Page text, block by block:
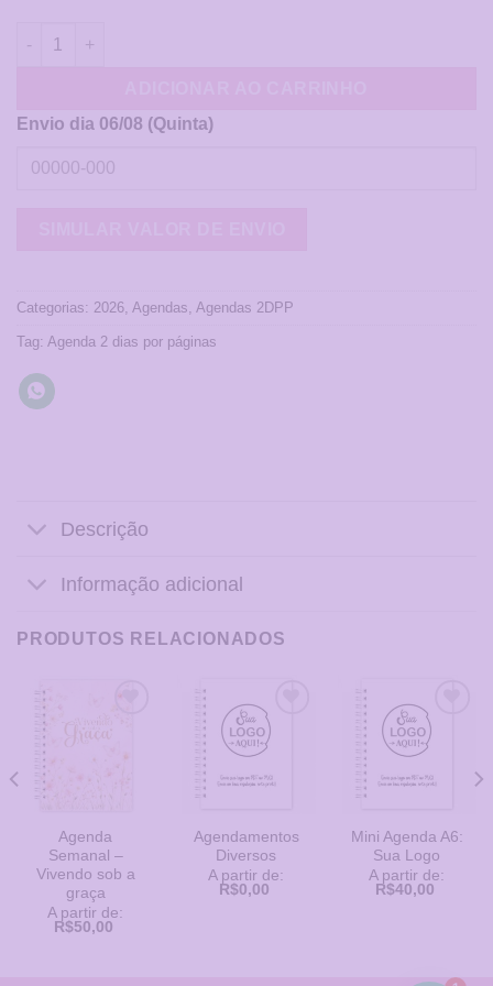
Agenda 2 DPP - Transforme o mundo com a sua essência!
Envio dia 06/08 (Quinta)
Categorias: 2026, Agendas, Agendas 2DPP
Tag: Agenda 2 dias por páginas
Descrição
Informação adicional
PRODUTOS RELACIONADOS
Adicionar
Desejos
Agenda
Semanal –
Vivendo sob a
graça
A partir de:
R$50,00
Adicionar
a Lista
Desejos
Agendamentos
Diversos
A partir de:
R$0,00
Adicionar
a Lista
Desejos
Mini Agenda A6:
Sua Logo
A partir de:
R$40,00